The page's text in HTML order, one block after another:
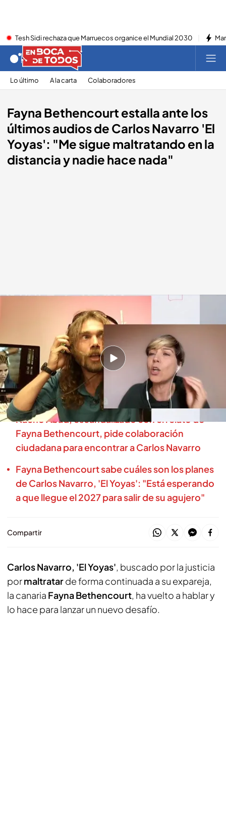
Tesh Sidi rechaza que Marruecos organice el Mundial 2030
Lo último A la carta Colaboradores
Fayna Bethencourt estalla ante los
últimos audios de Carlos Navarro 'El
Yoyas': "Me sigue maltratando en la
distancia y nadie hace nada"
En boca de todos
08 MAY 2023 - 13:56h.
Carlos Navarro insiste e que no se entregará
tras ser condenado por maltrato: "Ya puedo
estar a miles de kilometros de ahí"
Nacho Abad, escandalizado con el relato de
Fayna Bethencourt, pide colaboración
ciudadana para encontrar a Carlos Navarro
Fayna Bethencourt sabe cuáles son los planes
de Carlos Navarro, 'El Yoyas': "Está esperando
a que llegue el 2027 para salir de su agujero"
Compartir
Carlos Navarro, 'El Yoyas', buscado por la justicia
pormaltratarde forma continuada a su expareja,
la canaria Fayna Bethencourt, ha vuelto a hablar y
lo hace para lanzar un nuevo desafío.